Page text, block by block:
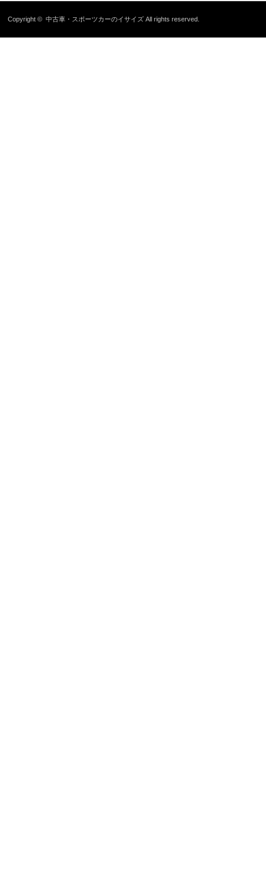
Copyright ©中古車・スポーツカーのイサイズ All rights reserved.